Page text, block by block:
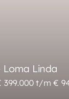
Loma Linda
399.000 t/m €